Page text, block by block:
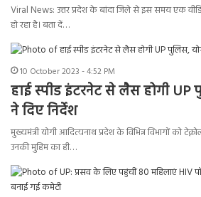
Viral News: उत्तर प्रदेश के बांदा जिले से इस समय एक
हो रहा है। बता दें…
10 October 2023 - 4:52 PM
हाई स्पीड इंटरनेट से लैस होगी UP
ने दिए निर्देश
मुख्यमंत्री योगी आदित्यनाथ प्रदेश के विभिन्न विभागों को
उनकी मुहिम का ही…